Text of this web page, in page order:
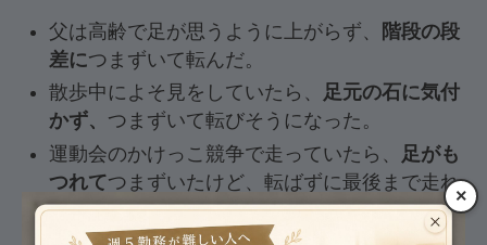
父は高齢で足が思うように上がらず、
階段の段
差につまずいて転んだ。
散歩中によそ見をしていたら、 足元の石に気付
かず、 つまずいて転びそうになった。
運動会のかけっこ競争で走っていたら、
足がも
つれてつまずいたけど、転ばずに最後まで走れ
た。
×